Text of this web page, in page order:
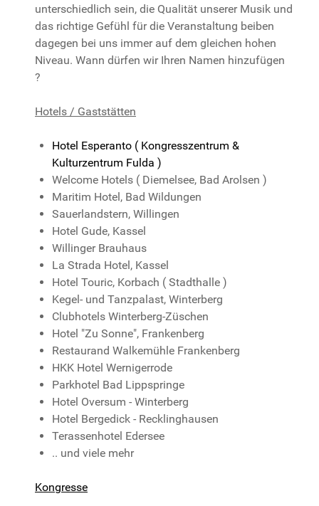
unterschiedlich sein, die Qualität unserer Musik und
das richtige Gefühl für die Veranstaltung beiben
dagegen bei uns immer auf dem gleichen hohen
Niveau. Wann dürfen wir Ihren Namen hinzufügen
?
Hotels / Gaststätten
Hotel Esperanto ( Kongresszentrum &
Kulturzentrum Fulda )
Welcome Hotels ( Diemelsee, Bad Arolsen )
Maritim Hotel, Bad Wildungen
Sauerlandstern, Willingen
Hotel Gude, Kassel
Willinger Brauhaus
La Strada Hotel, Kassel
Hotel Touric, Korbach ( Stadthalle )
Kegel- und Tanzpalast, Winterberg
Clubhotels Winterberg-Züschen
Hotel "Zu Sonne", Frankenberg
Restaurand Walkemühle Frankenberg
HKK Hotel Wernigerrode
Parkhotel Bad Lippspringe
Hotel Oversum - Winterberg
Hotel Bergedick - Recklinghausen
Terassenhotel Edersee
.. und viele mehr
Kongresse